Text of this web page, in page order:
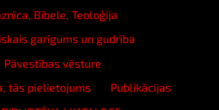
Bībele, Teoloģija
garīgums un gudrība
Pāvestības vēsture
tās pielietojums
Publikācijas